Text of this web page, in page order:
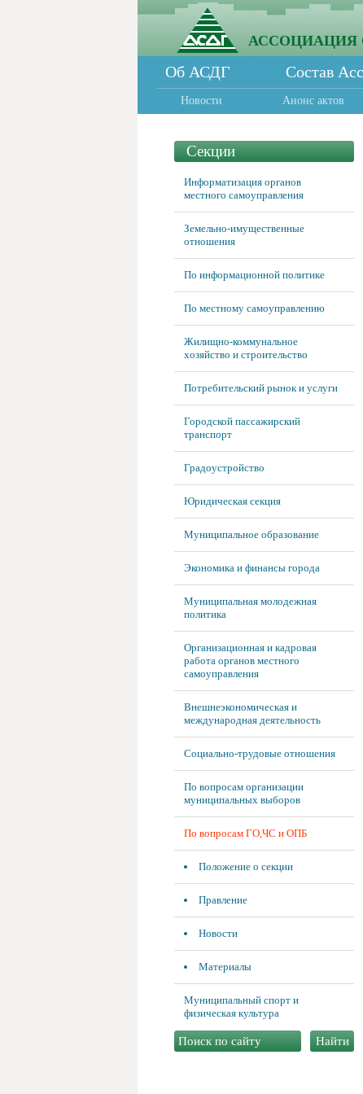
АССОЦИАЦИЯ
Об АСДГ Состав
Новости Анонс актов
Секции
Информатизация органов
местного самоуправления
Земельно-имущественные
отношения
По информационной политике
По местному самоуправлению
Жилищно-коммунальное
хозяйство и строительство
Потребительский рынок и услуги
Городской пассажирский
транспорт
Градоустройство
Юридическая секция
Муниципальное образование
Экономика и финансы города
Муниципальная молодежная
политика
Организационная и кадровая
работа органов местного
самоуправления
Внешнеэкономическая и
международная деятельность
Социально-трудовые отношения
По вопросам организации
муниципальных выборов
По вопросам ГО,ЧС и ОПБ
Положение о секции
Правление
Новости
Материалы
Муниципальный спорт и
физическая культура